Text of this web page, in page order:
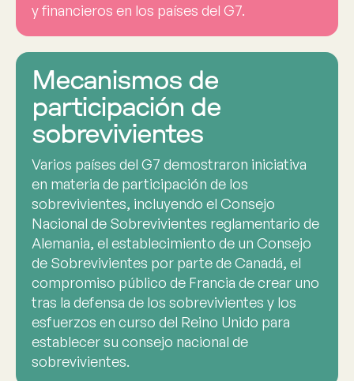
y financieros en los países del G7.
Mecanismos de
participación de
sobrevivientes
Varios países del G7 demostraron iniciativa
en materia de participación de los
sobrevivientes, incluyendo el Consejo
Nacional de Sobrevivientes reglamentario de
Alemania, el establecimiento de un Consejo
de Sobrevivientes por parte de Canadá, el
compromiso público de Francia de crear uno
tras la defensa de los sobrevivientes y los
esfuerzos en curso del Reino Unido para
establecer su consejo nacional de
sobrevivientes.